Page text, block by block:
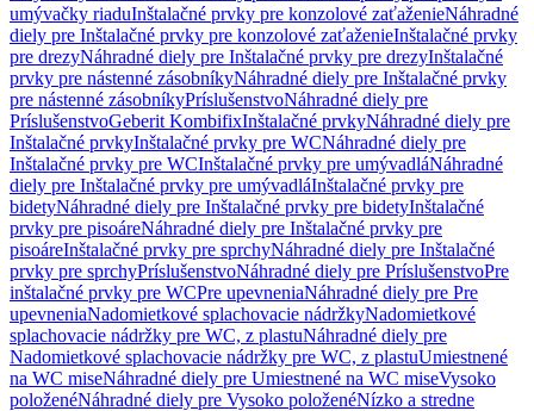
umývačky riaduInštalačné prvky pre konzolové zaťaženieNáhradné
diely pre Inštalačné prvky pre konzolové zaťaženieInštalačné prvky
pre drezyNáhradné diely pre Inštalačné prvky pre drezyInštalačné
prvky pre nástenné zásobníkyNáhradné diely pre Inštalačné prvky
pre nástenné zásobníkyPríslušenstvoNáhradné diely pre
PríslušenstvoGeberit KombifixInštalačné prvkyNáhradné diely pre
Inštalačné prvkyInštalačné prvky pre WCNáhradné diely pre
Inštalačné prvky pre WCInštalačné prvky pre umývadláNáhradné
diely pre Inštalačné prvky pre umývadláInštalačné prvky pre
bidetyNáhradné diely pre Inštalačné prvky pre bidetyInštalačné
prvky pre pisoáreNáhradné diely pre Inštalačné prvky pre
pisoáreInštalačné prvky pre sprchyNáhradné diely pre Inštalačné
prvky pre sprchyPríslušenstvoNáhradné diely pre PríslušenstvoPre
inštalačné prvky pre WCPre upevneniaNáhradné diely pre Pre
upevneniaNadomietkové splachovacie nádržkyNadomietkové
splachovacie nádržky pre WC, z plastuNáhradné diely pre
Nadomietkové splachovacie nádržky pre WC, z plastuUmiestnené
na WC miseNáhradné diely pre Umiestnené na WC miseVysoko
položenéNáhradné diely pre Vysoko položenéNízko a stredne